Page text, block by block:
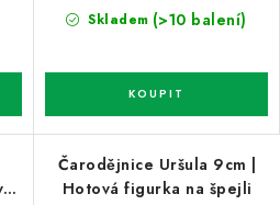
Skladem (>10 balení)
Čarodějnice Uršula 9cm |
Hotová figurka na špejli